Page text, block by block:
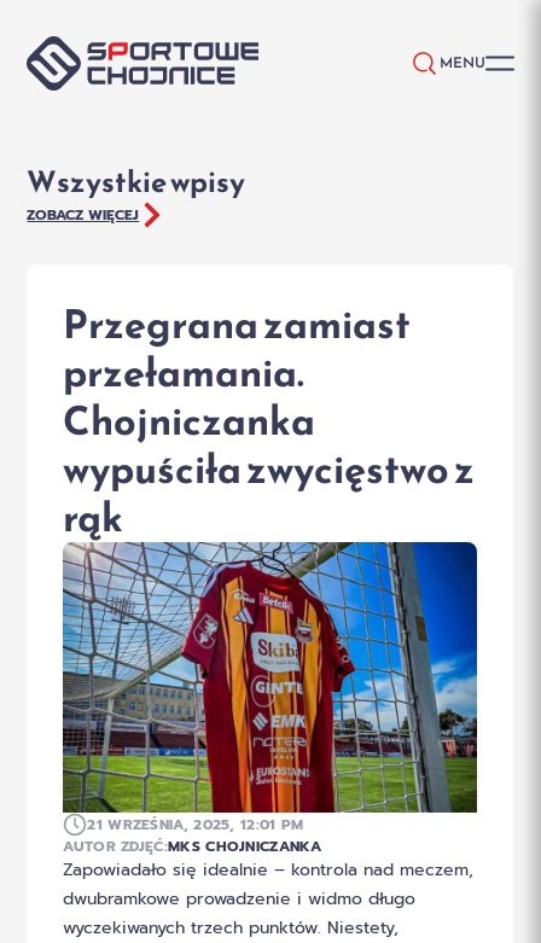
MENU
Wszystkie wpisy
ZOBACZ WIĘCEJ
Przegrana zamiast
przełamania.
Chojniczanka
wypuściła zwycięstwo z
rąk
21 WRZEŚNIA, 2025, 12:01 PM
AUTOR ZDJĘĆ:MKS CHOJNICZANKA
Zapowiadało się idealnie – kontrola nad meczem,
dwubramkowe prowadzenie i widmo długo
wyczekiwanych trzech punktów. Niestety,